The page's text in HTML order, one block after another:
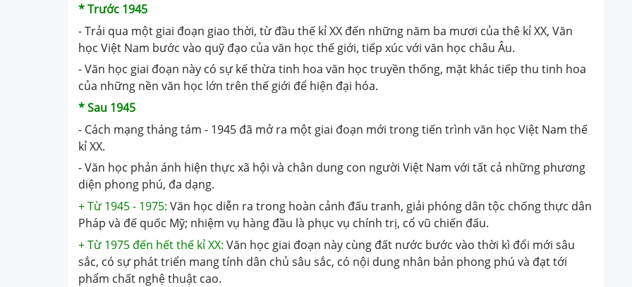
* Trước 1945
- Trải qua một giai đoạn giao thời, từ đầu thế kỉ XX đến những năm ba mươi của thê kỉ XX, Văn
học Việt Nam bước vào quỹ đạo của văn học thế giới, tiếp xúc với văn học châu Âu.
- Văn học giai đoạn này có sự kế thừa tinh hoa văn học truyền thống, mặt khác tiếp thu tinh hoa
của những nền văn học lớn trên thế giới để hiện đại hóa.
* Sau 1945
- Cách mạng tháng tám - 1945 đã mở ra một giai đoạn mới trong tiến trình văn học Việt Nam thế
kỉ XX.
- Văn học phản ánh hiện thực xã hội và chân dung con người Việt Nam với tất cả những phương
diện phong phú, đa dạng.
+ Từ 1945 - 1975: Văn học diễn ra trong hoàn cảnh đấu tranh, giải phóng dân tộc chống thực dân
Pháp và đế quốc Mỹ; nhiệm vụ hàng đầu là phục vụ chính trị, cổ vũ chiến đấu.
+ Từ 1975 đến hết thế kỉ XX: Văn học giai đoạn này cùng đất nước bước vào thời kì đổi mới sâu
sắc, có sự phát triển mang tính dân chủ sâu sắc, có nội dung nhân bản phong phú và đạt tới
phẩm chất nghệ thuật cao.